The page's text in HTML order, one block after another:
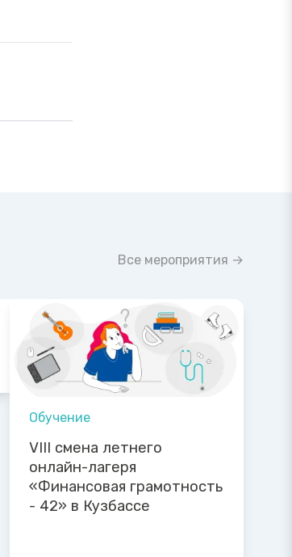
Все мероприятия →
Обучение
VIII смена летнего
онлайн-лагеря
«Финансовая грамотность
- 42» в Кузбассе